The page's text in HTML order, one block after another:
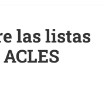
las listas